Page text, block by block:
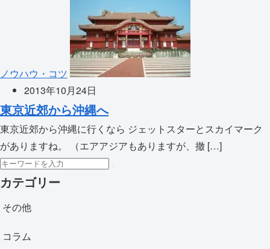
ノウハウ・コツ
2013年10月24日
東京近郊から沖縄へ
東京近郊から沖縄に行くなら ジェットスターとスカイマーク
がありますね。 （エアアジアもありますが、撤 […]
カテゴリー
その他
コラム